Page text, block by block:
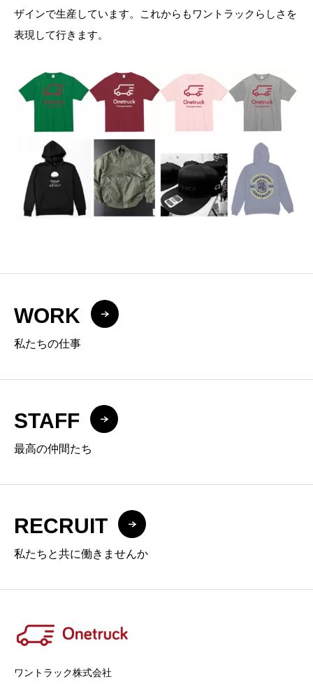
ザインで生産しています。これからもワントラックらしさを
表現して行きます。
WORK
私たちの仕事
STAFF
最高の仲間たち
RECRUIT
私たちと共に働きませんか
ワントラック株式会社